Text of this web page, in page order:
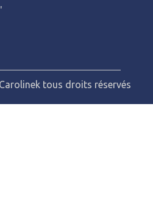
tous droits réservés